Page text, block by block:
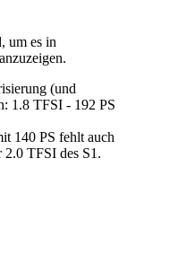
um es in
(und
1.8 TFSI - 192 PS
140 PS fehlt auch
2.0 TFSI des S1.